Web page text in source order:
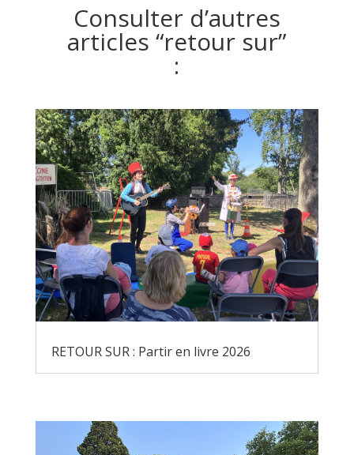
Consulter d’autres
articles “retour sur”
:
RETOUR SUR : Partir en livre 2026